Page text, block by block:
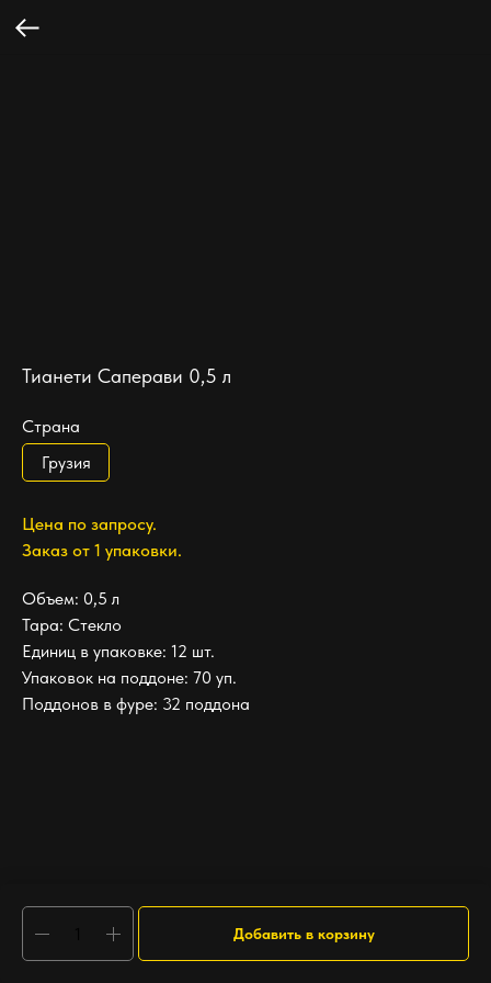
Тианети Саперави 0,5 л
Страна
Грузия
Добавить в корзину
Цена по запросу.
Заказ от 1 упаковки.
Объем: 0,5 л
Тара: Стекло
Единиц в упаковке: 12 шт.
Упаковок на поддоне: 70 уп.
Поддонов в фуре: 32 поддона